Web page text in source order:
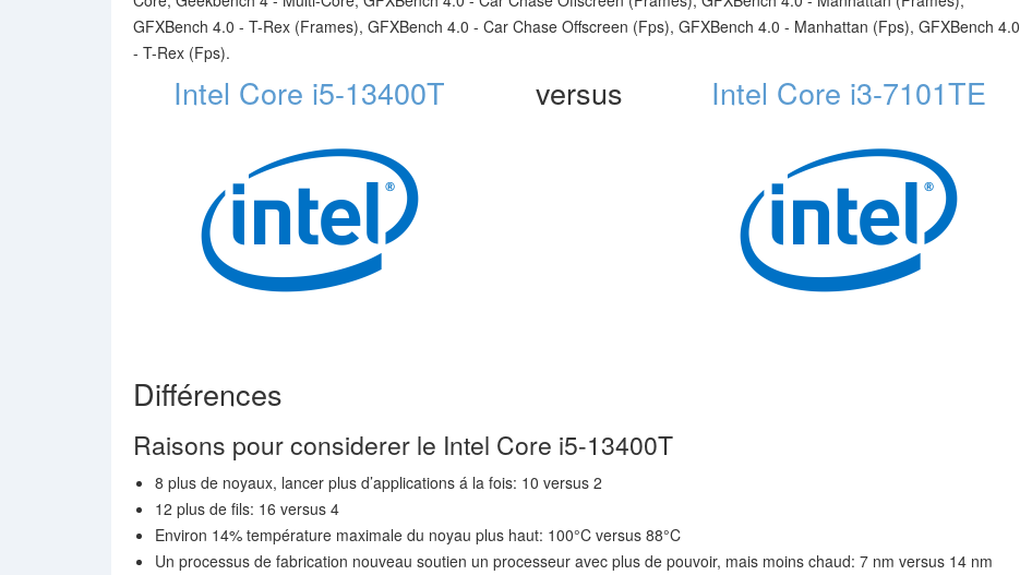
GFXBench 4.0 - T-Rex (Frames), GFXBench 4.0 - Car Chase Offscreen (Fps), GFXBench 4.0 - Manhattan (Fps), GFXBench 4.0
- T-Rex (Fps).
Intel Core i5-13400T versus Intel Core i3-7101TE
Différences
Raisons pour considerer le Intel Core i5-13400T
8 plus de noyaux, lancer plus d’applications á la fois: 10 versus 2
12 plus de fils: 16 versus 4
Environ 14% température maximale du noyau plus haut: 100°C versus 88°C
Un processus de fabrication nouveau soutien un processeur avec plus de pouvoir, mais moins chaud: 7 nm versus 14 nm